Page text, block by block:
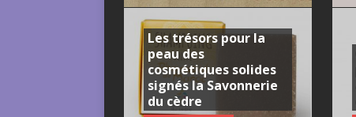
Les trésors pour la
peau des
cosmétiques solides
signés la Savonnerie
du cèdre